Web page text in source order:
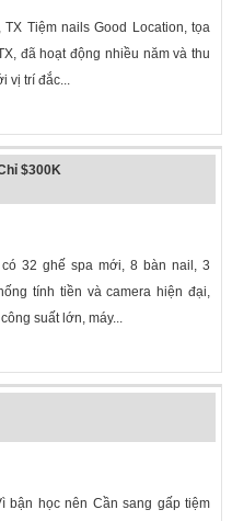
Tiệm nails Good Location, tọa
đã hoạt động nhiều năm và thu
vị trí đắc...
$300K
32 ghế spa mới, 8 bàn nail, 3
tính tiền và camera hiện đại,
suất lớn, máy...
bận học nên Cần sang gấp tiệm